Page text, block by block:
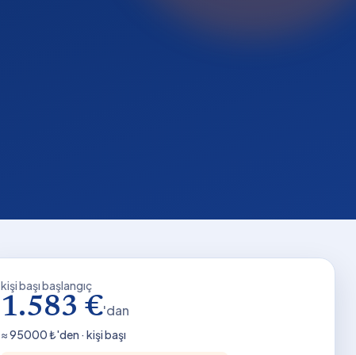
kişi başı başlangıç
1.583 €'dan
≈95000₺'den · kişi başı